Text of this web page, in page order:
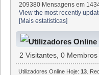
209380 Mensagens em
View the most recently
[Mais estatísticas]
2 Visitantes, 0 Membros
Utilizadores Online Hoje:13 .